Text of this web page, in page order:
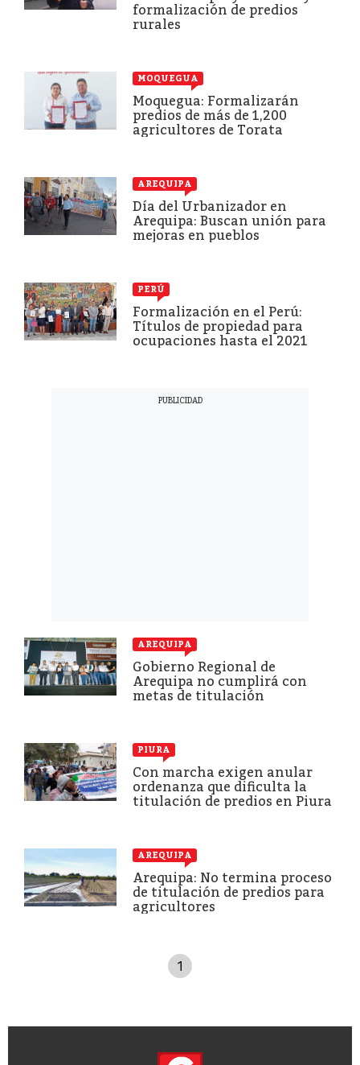
formalización de predios
rurales
MOQUEGUA
Moquegua: Formalizarán
predios de más de 1,200
agricultores de Torata
AREQUIPA
Día del Urbanizador en
Arequipa: Buscan unión para
mejoras en pueblos
PERÚ
Formalización en el Perú:
Títulos de propiedad para
ocupaciones hasta el 2021
AREQUIPA
Gobierno Regional de
Arequipa no cumplirá con
metas de titulación
PIURA
Con marcha exigen anular
ordenanza que dificulta la
titulación de predios en Piura
AREQUIPA
Arequipa: No termina proceso
de titulación de predios para
agricultores
1